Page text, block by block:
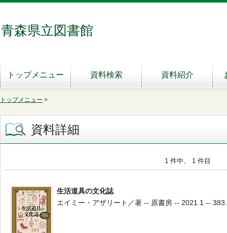
青森県立図書館
トップメニュー 資料検索 資料紹介
トップメニュー >
資料詳細
1 件中、 1 件目
生活道具の文化誌
エイミー・アザリート／著 -- 原書房 -- 2021.1 --